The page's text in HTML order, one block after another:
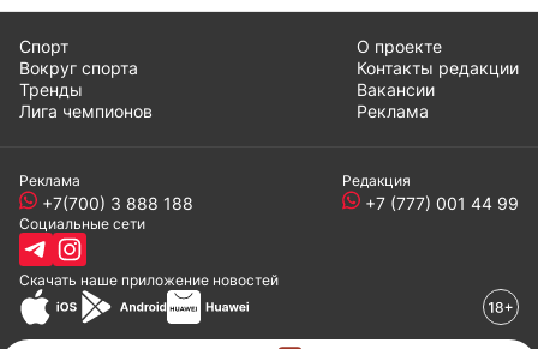
Спорт
Вокруг спорта
Тренды
Лига чемпионов
О проекте
Контакты редакции
Вакансии
Реклама
Реклама
+7(700) 3 888 188
Редакция
+7 (777) 001 44 99
Социальные сети
Скачать наше приложение новостей